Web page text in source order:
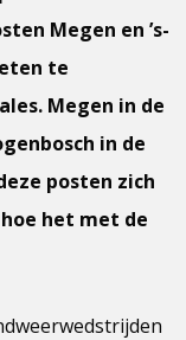
Megen en ’s-
te
Megen in de
in de
posten zich
het met de